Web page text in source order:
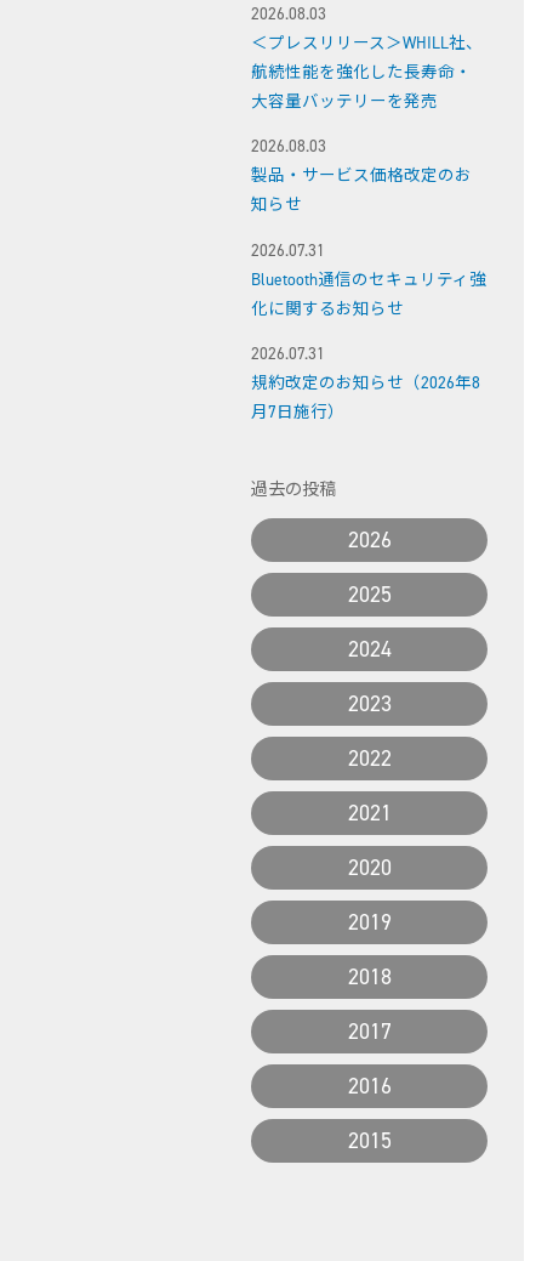
2026.08.03
＜プレスリリース＞WHILL社、
航続性能を強化した長寿命・
大容量バッテリーを発売
2026.08.03
製品・サービス価格改定のお
知らせ
2026.07.31
Bluetooth通信のセキュリティ強
化に関するお知らせ
2026.07.31
規約改定のお知らせ（2026年8
月7日施行）
過去の投稿
2026
2025
2024
2023
2022
2021
2020
2019
2018
2017
2016
2015